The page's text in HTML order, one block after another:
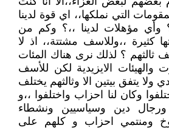
التي نملكها،، اي قوة لدينا
وأي مؤهلات لدينا ،،؟ وكم من
كثيرة ،،وللاسف مشتتة،، اذ لا
ثالثهم ؟ لذلك نرى هناك المئات
والهيئات الايزيدية لكن للأسف
يتفق بيتين الا وثالثهم يختلف
وكان لنا احزاب واختلفوا ،،و
ورجال دين وسياسيين ونشطاء
ومنتمي احزاب و كلهم على